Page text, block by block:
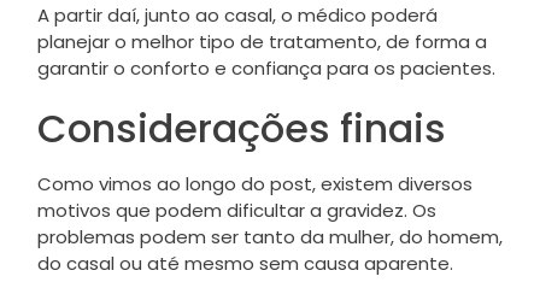
A partir daí, junto ao casal, o médico poderá
planejar o melhor tipo de tratamento, de forma a
garantir o conforto e confiança para os pacientes.
Considerações finais
Como vimos ao longo do post, existem diversos
motivos que podem dificultar a gravidez. Os
problemas podem ser tanto da mulher, do homem,
do casal ou até mesmo sem causa aparente.